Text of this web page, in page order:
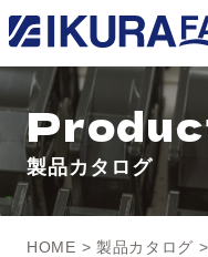
製品カタログ
HOME > 製品カタログ